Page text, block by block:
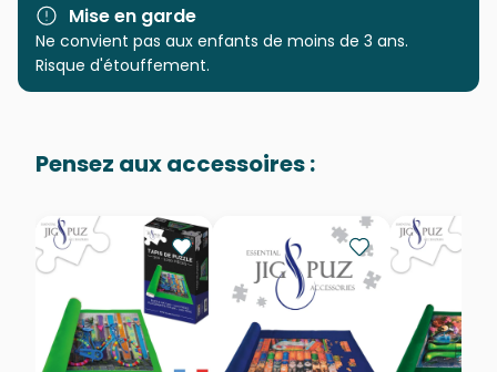
Catégorie Puzzles - Sirènes
Age
à partir de 4 ans (21 à 30
Provenance Fabriqué en France
EAN 3663384906305
Nombre de pièces 24 pièces
Dimensions 48 x 34 cm
Mise en garde
Ne convient pas aux enfants de moins de 3 ans.
Risque d'étouffement.
Pensez aux accessoires :